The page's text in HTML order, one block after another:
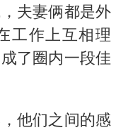
夫妻俩都是外
工作上互相理
了圈内一段佳
他们之间的感